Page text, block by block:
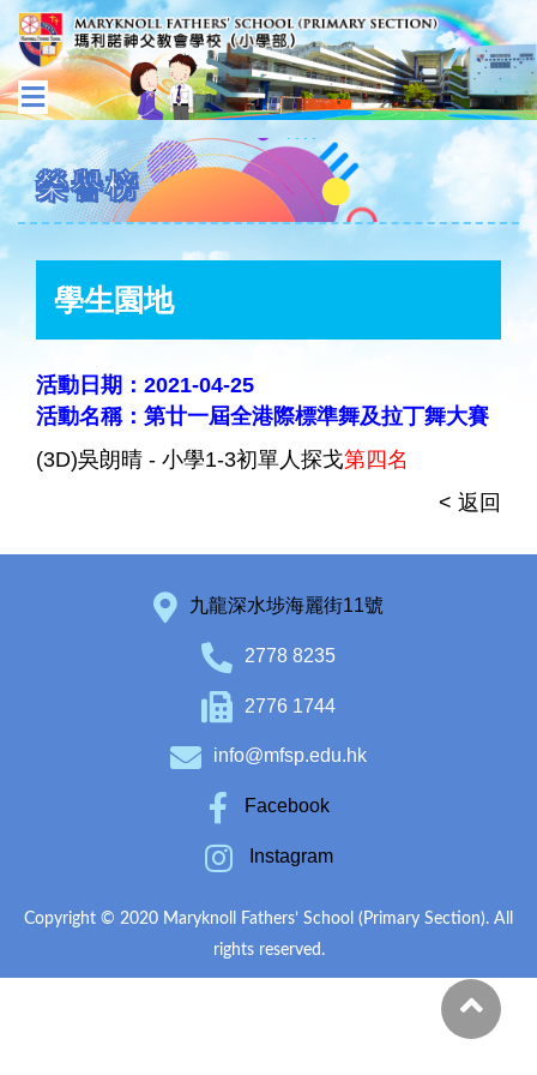
榮譽榜
學生園地
活動日期：2021-04-25
活動名稱：第廿一屆全港際標準舞及拉丁舞大賽
(3D)吳朗晴 - 小學1-3初單人探戈第四名
< 返回
九龍深水埗海麗街11號
2778 8235
2776 1744
info@mfsp.edu.hk
Facebook
Instagram
Copyright © 2020 Maryknoll Fathers’ School (Primary Section). All
rights reserved.